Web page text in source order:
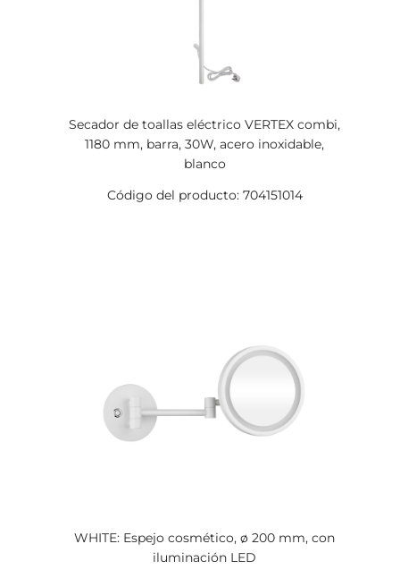
Secador de toallas eléctrico VERTEX combi,
1180 mm, barra, 30W, acero inoxidable,
blanco
Código del producto: 704151014
WHITE: Espejo cosmético, ø 200 mm, con
iluminación LED